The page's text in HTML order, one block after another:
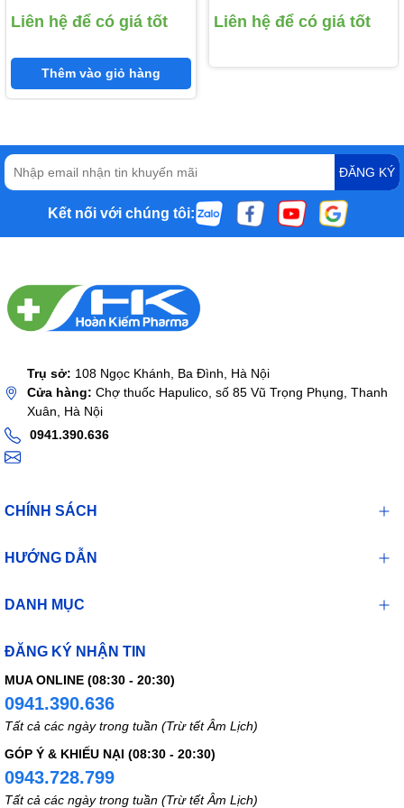
Liên hệ để có giá tốt
Thêm vào giỏ hàng
16mg)
Liên hệ để có giá tốt
ĐĂNG KÝ
Kết nối với chúng tôi:
Trụ sở: 108 Ngọc Khánh, Ba Đình, Hà Nội
Cửa hàng: Chợ thuốc Hapulico, số 85 Vũ Trọng Phụng, Thanh
Xuân, Hà Nội
0941.390.636
CHÍNH SÁCH
HƯỚNG DẪN
DANH MỤC
ĐĂNG KÝ NHẬN TIN
MUA ONLINE (08:30 - 20:30)
0941.390.636
Tất cả các ngày trong tuần (Trừ tết Âm Lịch)
GÓP Ý & KHIẾU NẠI (08:30 - 20:30)
0943.728.799
Tất cả các ngày trong tuần (Trừ tết Âm Lịch)